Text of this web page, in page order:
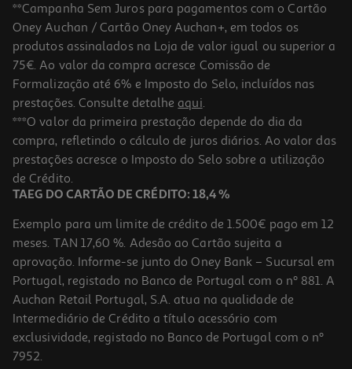
**Campanha Sem Juros para pagamentos com o Cartão
Oney Auchan / Cartão Oney Auchan+, em todos os
produtos assinalados na Loja de valor igual ou superior a
75€. Ao valor da compra acresce Comissão de
Formalização até 6% e Imposto do Selo, incluídos nas
prestações. Consulte detalhe aqui.
***O valor da primeira prestação depende do dia da
compra, refletindo o cálculo de juros diários. Ao valor das
prestações acresce o Imposto do Selo sobre a utilização
de Crédito.
TAEG DO CARTÃO DE CRÉDITO: 18,4 %
Exemplo para um limite de crédito de 1.500€ pago em 12
meses. TAN 17,60 %. Adesão ao Cartão sujeita a
aprovação. Informe-se junto do Oney Bank – Sucursal em
Portugal, registado no Banco de Portugal com o nº 881. A
Auchan Retail Portugal, S.A. atua na qualidade de
Intermediário de Crédito a título acessório com
exclusividade, registado no Banco de Portugal com o nº
7952.